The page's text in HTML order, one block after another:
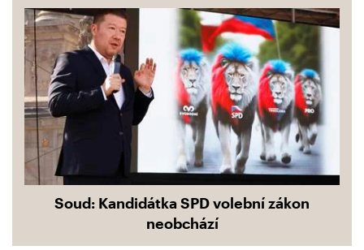
Soud: Kandidátka SPD volební zákon
neobchází